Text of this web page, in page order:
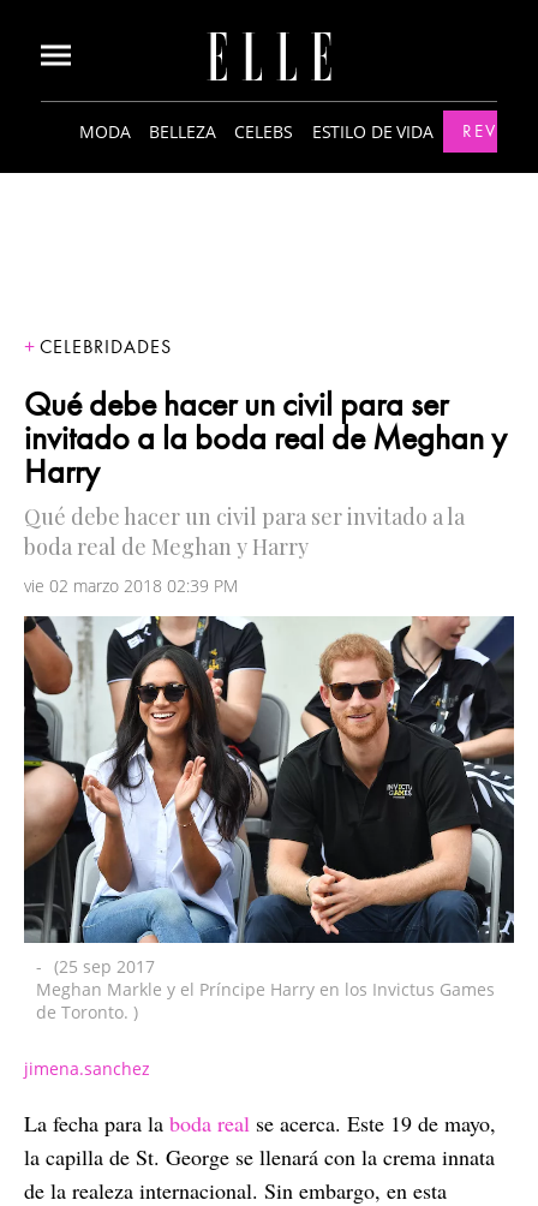
MODA BELLEZA CELEBS ESTILO DE VIDA
CELEBRIDADES
Qué debe hacer un civil para ser
invitado a la boda real de Meghan y
Harry
Qué debe hacer un civil para ser invitado a la
boda real de Meghan y Harry
vie 02 marzo 2018 02:39 PM
- (25 sep 2017
Meghan Markle y el Príncipe Harry en los Invictus Games
de Toronto. )
jimena.sanchez
La fecha para la boda real se acerca. Este 19 de mayo,
la capilla de St. George se llenará con la crema innata
de la realeza internacional. Sin embargo, en esta